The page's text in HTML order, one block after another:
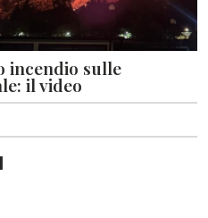
incendio sulle
il video